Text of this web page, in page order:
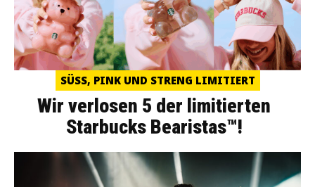
SÜSS, PINK UND STRENG LIMITIERT
Wir verlosen 5 der limitierten
Starbucks Bearistas™!